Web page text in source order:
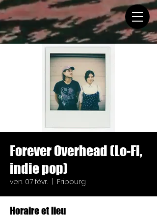
Forever Overhead (Lo-Fi,
indie pop)
ven. 07 févr. Fribourg
Horaire et lieu